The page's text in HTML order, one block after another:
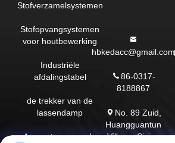
Stofverzamelsystemen
Stofopvangsystemen
voor houtbewerking
Industriële
afdalingstabel
de trekker van de
lassendamp
Apparatuur voor de
hbkedacc@gmail.com
86-0317-
8188867
No. 89 Zuid,
Huangguantun
Village, Siying